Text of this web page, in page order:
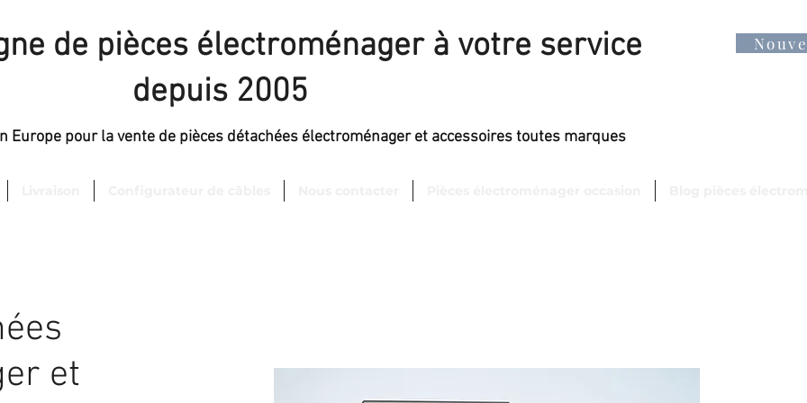
de pièces électroménager à votre service
depuis 2005
Europe pour la vente de pièces détachées électroménager et accessoires toutes marques
et